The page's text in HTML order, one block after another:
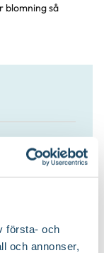
första- och
och annonser,
blomning så